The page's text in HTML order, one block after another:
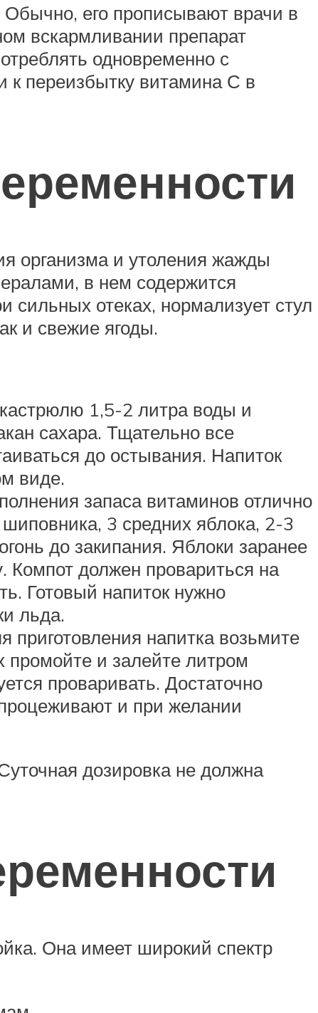
его прописывают врачи в
вскармливании препарат
одновременно с
к переизбытку витамина С в
организма и утоления жажды
в нем содержится
сильных отеках, нормализует стул
и свежие ягоды.
кастрюлю 1,5-2 литра воды и
сахара. Тщательно все
до остывания. Напиток
виде.
запаса витаминов отлично
3 средних яблока, 2-3
до закипания. Яблоки заранее
Компот должен провариться на
Готовый напиток нужно
льда.
напитка возьмите
и залейте литром
проваривать. Достаточно
и при желании
дозировка не должна
Она имеет широкий спектр